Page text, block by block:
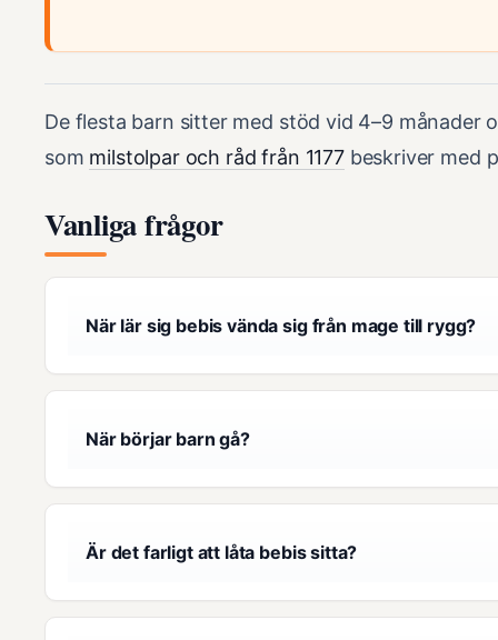
De flesta barn sitter med stöd vid 4–9 månader
som milstolpar och råd från 1177beskriver med
Vanliga frågor
När lär sig bebis vända sig från mage till rygg?
När börjar barn gå?
Är det farligt att låta bebis sitta?